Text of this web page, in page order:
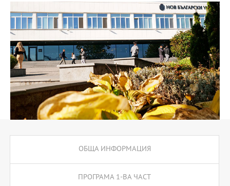
счетоводството, благодарение на който ще разбират
процесите във всяка бизнес единица.
ОБЩА ИНФОРМАЦИЯ
ПРОГРАМА 1-ВА ЧАСТ